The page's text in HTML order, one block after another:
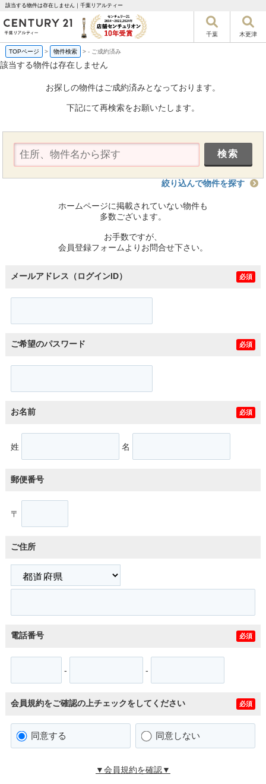
該当する物件は存在しません｜千葉リアルティー
千葉 木更津
TOPページ > 物件検索 >- ご成約済み
該当する物件は存在しません
お探しの物件はご成約済みとなっております。
下記にて再検索をお願いたします。
絞り込んで物件を探す
ホームページに掲載されていない物件も
多数ございます。
お手数ですが、
会員登録フォームよりお問合せ下さい。
メールアドレス（ログインID） 必須
ご希望のパスワード 必須
お名前 必須
姓 名
郵便番号
〒
ご住所
電話番号 必須
- -
会員規約をご確認の上チェックをしてください 必須
同意する 同意しない
▼会員規約を確認▼